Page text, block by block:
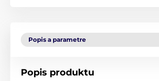
Popis a parametre
Popis produktu